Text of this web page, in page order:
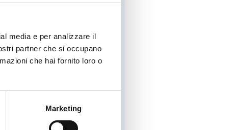
media e per analizzare il
partner che si occupano
che hai fornito loro o
Marketing
nella mia attività
di medico.”
Italo Malavasi
Medici